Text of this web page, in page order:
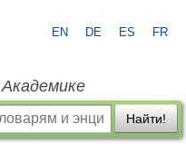
EN DE ES FR
Найти!